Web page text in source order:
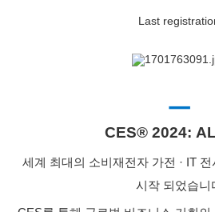
Last
ㅡ
CES® 2024:
세계 최대의 소비재전자 가전 · IT 전
시작 되었습니